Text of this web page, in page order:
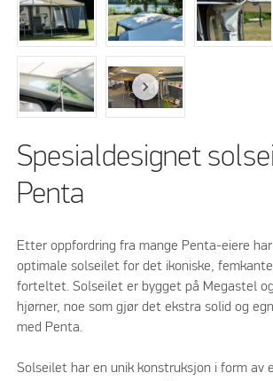
Spesialdesignet
Penta
Etter oppfordring fra mange Penta-eiere
optimale solseilet for det ikoniske,
forteltet. Solseilet er bygget på Megastel
hjørner, noe som gjør det ekstra solid og
med Penta.
Solseilet har en unik konstruksjon i form av